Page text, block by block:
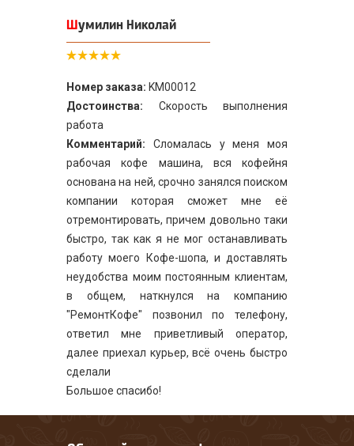
Шумилин Николай
Номер заказа: KM00012
Достоинства: Скорость выполнения
работа
Комментарий: Сломалась у меня моя
рабочая кофе машина, вся кофейня
основана на ней, срочно занялся поиском
компании которая сможет мне её
отремонтировать, причем довольно таки
быстро, так как я не мог останавливать
работу моего Кофе-шопа, и доставлять
неудобства моим постоянным клиентам,
в общем, наткнулся на компанию
"РемонтКофе" позвонил по телефону,
ответил мне приветливый оператор,
далее приехал курьер, всё очень быстро
сделали
Большое спасибо!